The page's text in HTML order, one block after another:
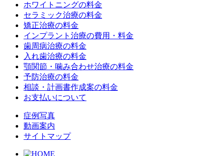
ホワイトニングの料金
セラミック治療の料金
矯正治療の料金
インプラント治療の費用・料金
歯周病治療の料金
入れ歯治療の料金
顎関節・噛み合わせ治療の料金
予防治療の料金
相談・計画書作成案の料金
お支払いについて
症例写真
動画案内
サイトマップ